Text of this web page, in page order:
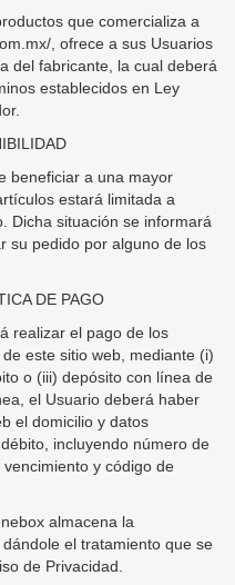
que comercializa a
, ofrece a sus Usuarios
del fabricante, la cual deberá
establecidos en Ley
beneficiar a una mayor
estará limitada a
Dicha situación se informará
su pedido por alguno de los
DE PAGO
realizar el pago de los
este sitio web, mediante (i)
o (iii) depósito con línea de
el Usuario deberá haber
el domicilio y datos
incluyendo número de
y código de
almacena la
el tratamiento que se
de Privacidad.